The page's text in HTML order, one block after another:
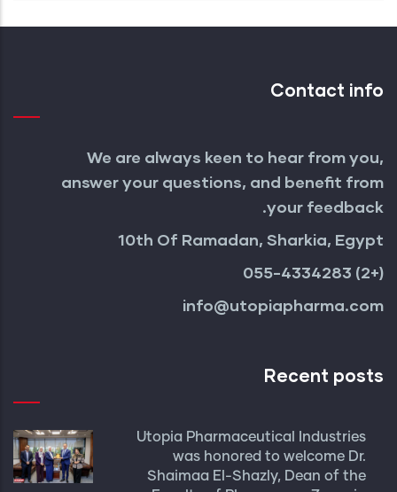
Contact info
We are always keen to hear from you,
answer your questions, and benefit from
your feedback.
10th Of Ramadan, Sharkia, Egypt
(+2) 055-4334283
info@utopiapharma.com
Recent posts
Utopia Pharmaceutical Industries
was honored to welcome Dr.
Shaimaa El-Shazly, Dean of the